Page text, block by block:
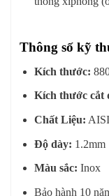
Thông số kỹ
Kích thước:
Kích thước cắt
Chất Liệu:
Độ dày: 1.2mm
Màu sắc: Inox
Bảo hành 10